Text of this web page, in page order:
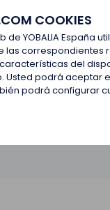
COOKIES
de YOBALIA
las correspondientes
del
Usted podrá aceptar
podrá configurar
Últimas ofertas